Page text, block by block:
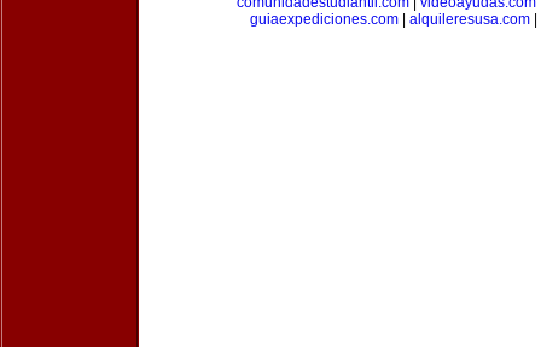
guiaexpediciones.com| alquileresusa.com|